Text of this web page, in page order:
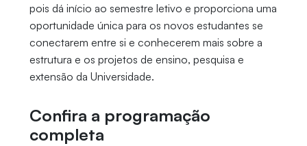
pois dá início ao semestre letivo e proporciona uma
oportunidade única para os novos estudantes se
conectarem entre si e conhecerem mais sobre a
estrutura e os projetos de ensino, pesquisa e
extensão da Universidade.
Confira a programação
completa